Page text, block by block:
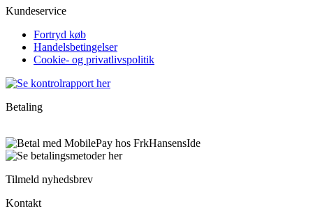
Kundeservice
Fortryd køb
Handelsbetingelser
Cookie- og privatlivspolitik
Betaling
Tilmeld nyhedsbrev
Kontakt